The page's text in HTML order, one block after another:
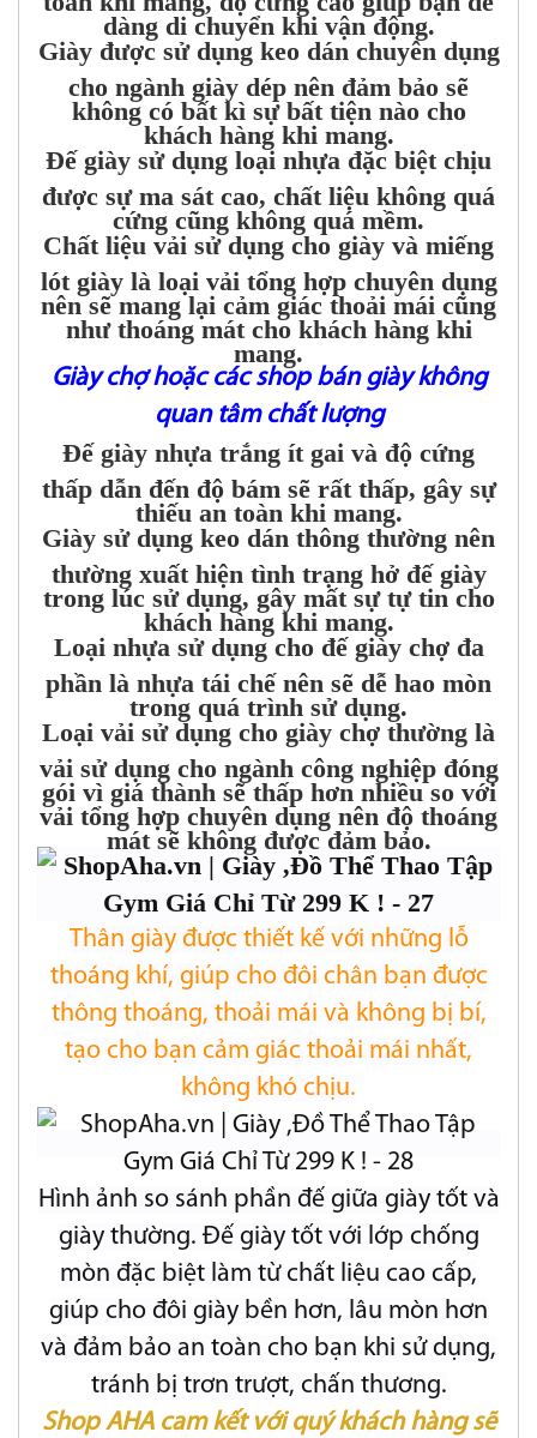
dàng di chuyển khi vận động.
Giày được sử dụng keo dán chuyên dụng
cho ngành giày dép nên đảm bảo sẽ
không có bất kì sự bất tiện nào cho
khách hàng khi mang.
Đế giày sử dụng loại nhựa đặc biệt chịu
được sự ma sát cao, chất liệu không quá
cứng cũng không quá mềm.
Chất liệu vải sử dụng cho giày và miếng
lót giày là loại vải tổng hợp chuyên dụng
nên sẽ mang lại cảm giác thoải mái cũng
như thoáng mát cho khách hàng khi
mang.
Giày chợ hoặc các shop bán giày không
quan tâm chất lượng
Đế giày nhựa trắng ít gai và độ cứng
thấp dẫn đến độ bám sẽ rất thấp, gây sự
thiếu an toàn khi mang.
Giày sử dụng keo dán thông thường nên
thường xuất hiện tình trạng hở đế giày
trong lúc sử dụng, gây mất sự tự tin cho
khách hàng khi mang.
Loại nhựa sử dụng cho đế giày chợ đa
phần là nhựa tái chế nên sẽ dễ hao mòn
trong quá trình sử dụng.
Loại vải sử dụng cho giày chợ thường là
vải sử dụng cho ngành công nghiệp đóng
gói vì giá thành sẽ thấp hơn nhiều so với
vải tổng hợp chuyên dụng nên độ thoáng
mát sẽ không được đảm bảo.
Thân giày được thiết kế với những lỗ
thoáng khí, giúp cho đôi chân bạn được
thông thoáng, thoải mái và không bị bí,
tạo cho bạn cảm giác thoải mái nhất,
không khó chịu.
Hình ảnh so sánh phần đế giữa giày tốt và
giày thường. Đế giày tốt với lớp chống
mòn đặc biệt làm từ chất liệu cao cấp,
giúp cho đôi giày bền hơn, lâu mòn hơn
và đảm bảo an toàn cho bạn khi sử dụng,
tránh bị trơn trượt, chấn thương.
Shop AHA cam kết với quý khách hàng sẽ